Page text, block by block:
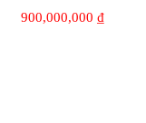
900,000,000 ₫